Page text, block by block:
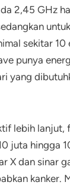
2,45 GHz
sekitar
punya
yang
lebih lanjut,
juta hingga
X dan sinar
kanker.